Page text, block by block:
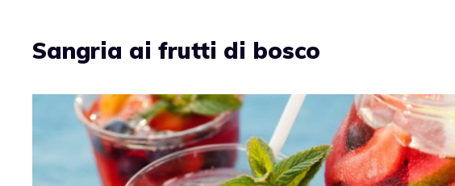
Sangria ai frutti di bosco